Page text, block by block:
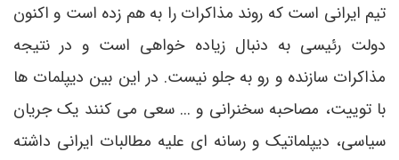
تیم ایرانی است که روند مذاکرات را به هم زده است و اکنون
دولت رئیسی به دنبال زیاده خواهی است و در نتیجه
مذاکرات سازنده و رو به جلو نیست. در این بین دیپلمات ها
با توییت، مصاحبه سخنرانی و ... سعی می کنند یک جریان
سیاسی، دیپلماتیک و رسانه ای علیه مطالبات ایرانی داشته